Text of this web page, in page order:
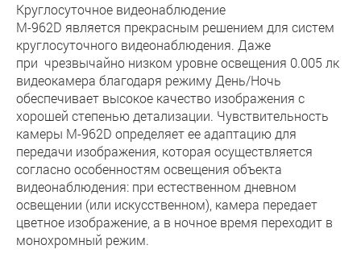
Круглосуточное видеонаблюдение
M-962D является прекрасным решением для систем
круглосуточного видеонаблюдения. Даже
при чрезвычайно низком уровне освещения 0.005 лк
видеокамера благодаря режиму День/Ночь
обеспечивает высокое качество изображения с
хорошей степенью детализации. Чувствительность
камеры M-962D определяет ее адаптацию для
передачи изображения, которая осуществляется
согласно особенностям освещения объекта
видеонаблюдения: при естественном дневном
освещении (или искусственном), камера передает
цветное изображение, а в ночное время переходит в
монохромный режим.